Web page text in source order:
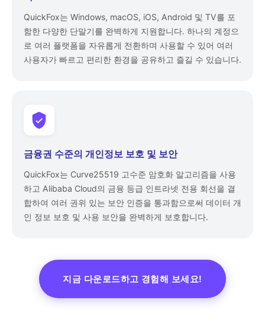
QuickFox는 Windows, macOS, iOS, Android 및 TV를 포
함한 다양한 단말기를 완벽하게 지원합니다. 하나의 계정으
로 여러 플랫폼을 자유롭게 전환하며 사용할 수 있어 여러
사용자가 빠르고 편리한 환경을 공유하고 즐길 수 있습니다.
금융권 수준의 개인정보 보호 및 보안
QuickFox는 Curve25519 고수준 암호화 알고리즘을 사용
하고 Alibaba Cloud의 금융 등급 인트라넷 전용 회선을 결
합하여 여러 권위 있는 보안 인증을 통과함으로써 데이터 개
인 정보 보호 및 사용 보안을 완벽하게 보호합니다.
지금 다운로드하고 경험해 보세요!